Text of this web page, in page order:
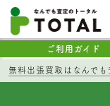
ご利用ガイド
無料出張買取はなんでも